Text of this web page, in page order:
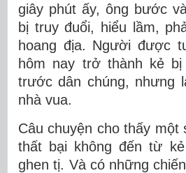
giây phút ấy, ông bước
bị truy đuổi, hiểu lầm,
hoang địa. Người được
hôm nay trở thành kẻ bị
trước dân chúng, nhưng
nhà vua.
Câu chuyện cho thấy
thất bại không đến từ
ghen tị. Và có những